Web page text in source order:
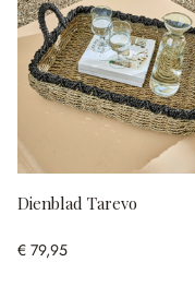
Dienblad Tarevo
€ 79,95